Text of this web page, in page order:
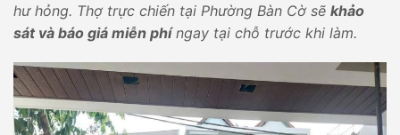
hư hỏng. Thợ trực chiến tại Phường Bàn Cờ sẽ khảo
sát và báo giá miễn phíngay tại chỗ trước khi làm.